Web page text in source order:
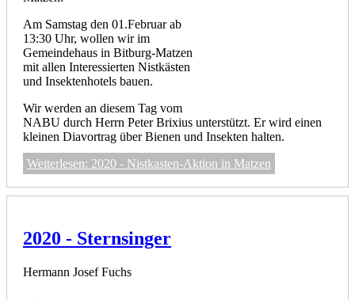
Am Samstag den 01.Februar ab
13:30 Uhr, wollen wir im
Gemeindehaus in Bitburg-Matzen
mit allen Interessierten Nistkästen
und Insektenhotels bauen.
Wir werden an diesem Tag vom
NABU durch Herrn Peter Brixius unterstützt. Er wird einen
kleinen Diavortrag über Bienen und Insekten halten.
Weiterlesen: 2020 - Nistkasten-Aktion in Matzen
2020 - Sternsinger
Hermann Josef Fuchs